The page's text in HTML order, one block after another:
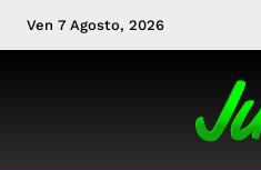
Ven 7 Agosto, 2026